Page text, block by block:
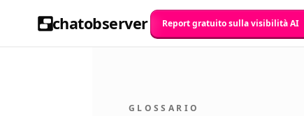
chatobserver Report gratuito sulla visibilità AI
GLOSSARIO